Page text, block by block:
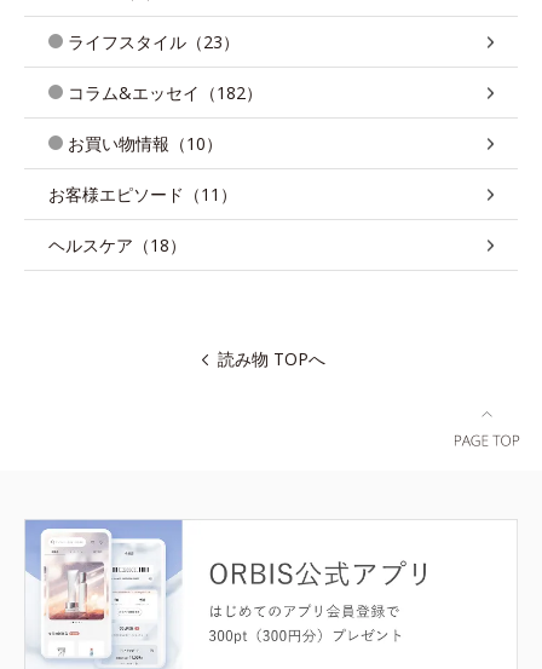
ライフスタイル（23）
コラム&エッセイ（182）
お買い物情報（10）
お客様エピソード（11）
ヘルスケア（18）
読み物 TOPへ